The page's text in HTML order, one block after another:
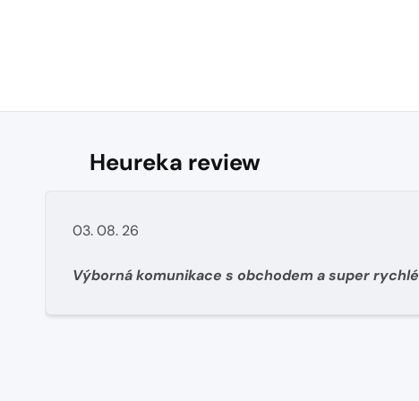
Heureka review
03. 08. 26
Výborná komunikace s obchodem a super rychlé